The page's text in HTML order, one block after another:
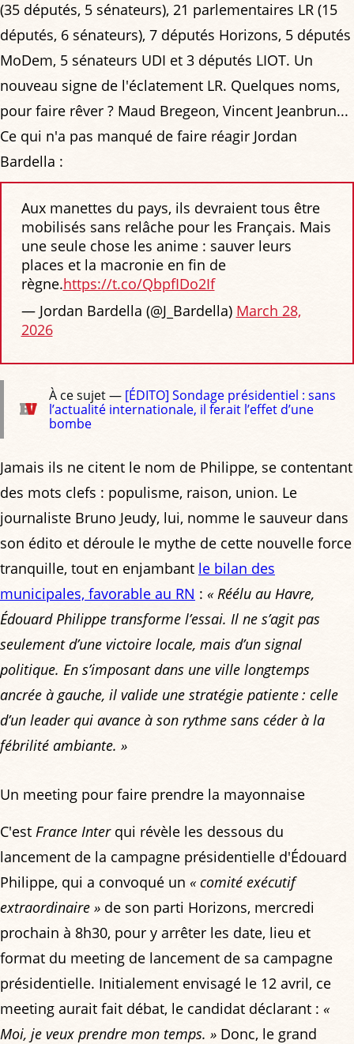
(35 députés, 5 sénateurs), 21 parlementaires LR (15
députés, 6 sénateurs), 7 députés Horizons, 5 députés
MoDem, 5 sénateurs UDI et 3 députés LIOT. Un
nouveau signe de l'éclatement LR. Quelques noms,
pour faire rêver ? Maud Bregeon, Vincent Jeanbrun...
Ce qui n'a pas manqué de faire réagir Jordan
Bardella :
Aux manettes du pays, ils devraient tous être
mobilisés sans relâche pour les Français. Mais
une seule chose les anime : sauver leurs
places et la macronie en fin de
règne.https://t.co/QbpfIDo2If
— Jordan Bardella (@J_Bardella) March 28,
2026
À ce sujet — [ÉDITO] Sondage présidentiel : sans
l’actualité internationale, il ferait l’effet d’une
bombe
Jamais ils ne citent le nom de Philippe, se contentant
des mots clefs : populisme, raison, union. Le
journaliste Bruno Jeudy, lui, nomme le sauveur dans
son édito et déroule le mythe de cette nouvelle force
tranquille, tout en enjambant le bilan des
municipales, favorable au RN : « Réélu au Havre,
Édouard Philippe transforme l’essai. Il ne s’agit pas
seulement d’une victoire locale, mais d’un signal
politique. En s’imposant dans une ville longtemps
ancrée à gauche, il valide une stratégie patiente : celle
d’un leader qui avance à son rythme sans céder à la
fébrilité ambiante. »
Un meeting pour faire prendre la mayonnaise
C'est France Interqui révèle les dessous du
lancement de la campagne présidentielle d'Édouard
Philippe, qui a convoqué un « comité exécutif
extraordinaire » de son parti Horizons, mercredi
prochain à 8h30, pour y arrêter les date, lieu et
format du meeting de lancement de sa campagne
présidentielle. Initialement envisagé le 12 avril, ce
meeting aurait fait débat, le candidat déclarant : «
Moi, je veux prendre mon temps. » Donc, le grand